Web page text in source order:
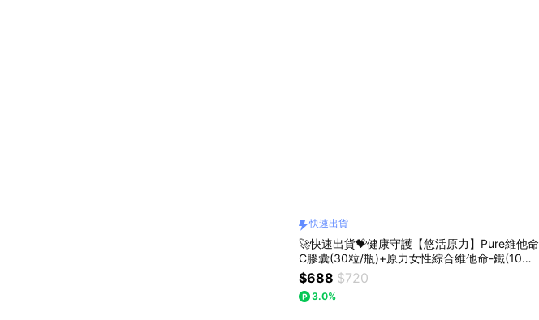
快速出貨
🚀快速出貨💝健康守護【悠活原力】Pure維他命
C膠囊(30粒/瓶)+原力女性綜合維他命-鐵(10入/
瓶)+葉黃素蝦紅素複方軟膠囊(10入/瓶)｜附提袋
｜送禮首選
$688 $720
3.0%